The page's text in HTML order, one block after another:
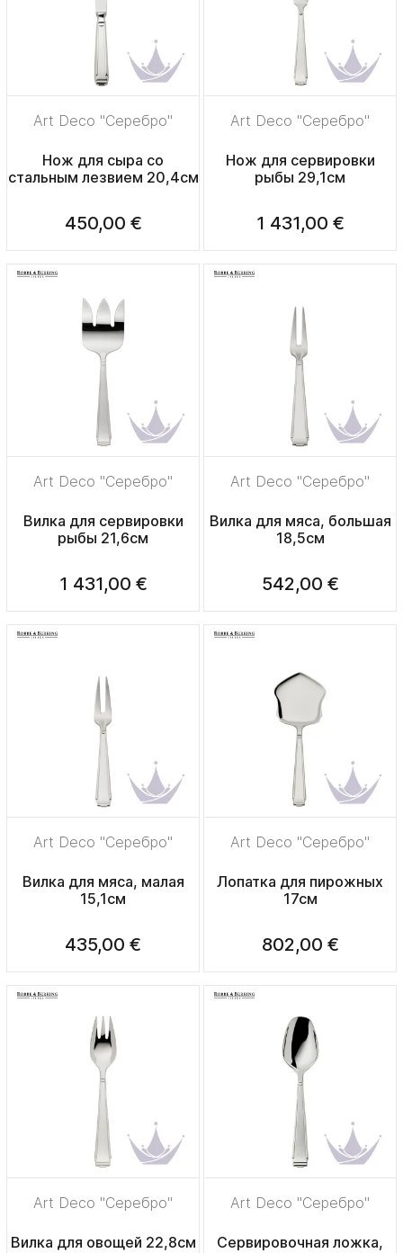
Art Deco "Серебро"
Нож для сыра со
стальным лезвием 20,4см
450,00 €
Art Deco "Серебро"
Нож для сервировки
рыбы 29,1см
1 431,00 €
Art Deco "Серебро"
Вилка для сервировки
рыбы 21,6см
1 431,00 €
Art Deco "Серебро"
Вилка для мяса, большая
18,5см
542,00 €
Art Deco "Серебро"
Вилка для мяса, малая
15,1см
435,00 €
Art Deco "Серебро"
Лопатка для пирожных
17см
802,00 €
Art Deco "Серебро"
Вилка для овощей 22,8см
Art Deco "Серебро"
Сервировочная ложка,